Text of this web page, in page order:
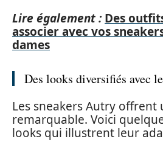
Lire également : Des
associer avec vos
dames
Des looks diversifiés avec
Les sneakers Autry offrent
remarquable. Voici
looks qui illustrent leur